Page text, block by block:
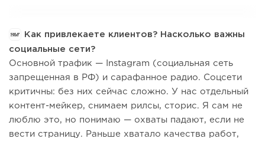
Как привлекаете клиентов? Насколько важны
социальные сети?
Основной трафик — Instagram (социальная сеть
запрещенная в РФ) и сарафанное радио. Соцсети
критичны: без них сейчас сложно. У нас отдельный
контент-мейкер, снимаем рилсы, сторис. Я сам не
люблю это, но понимаю — охваты падают, если не
вести страницу. Раньше хватало качества работ,